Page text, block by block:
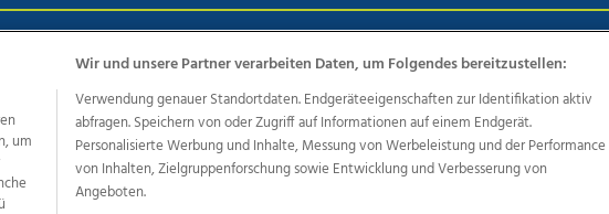
AGB Anzeigekunden AGB Website Ehrenkodex Politische Werbung
Medienhauses Wimmer
OÖN Immobilien OÖN Karriere OÖN Reise
Promenaden Galerien
wasistlos.at wirtrauern.at
um
Wir und unsere Partner verarbeiten Daten, um Folgendes bereitzustellen:
Verwendung genauer Standortdaten. Endgeräteeigenschaften zur Identifikation aktiv
abfragen. Speichern von oder Zugriff auf Informationen auf einem Endgerät.
Personalisierte Werbung und Inhalte, Messung von Werbeleistung und der Performance
von Inhalten, Zielgruppenforschung sowie Entwicklung und Verbesserung von
Angeboten.